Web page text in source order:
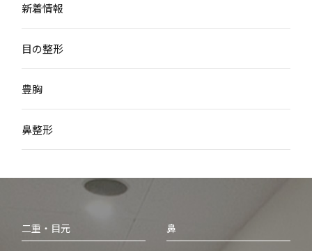
新着情報
目の整形
豊胸
鼻整形
二重・目元 鼻